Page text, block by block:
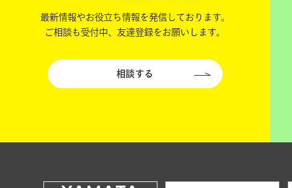
最新情報やお役立ち情報を発信しております。
ご相談も受付中、友達登録をお願いします。
相談する